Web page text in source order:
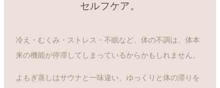
セルフケア。
冷え・むくみ・ストレス・不眠など、体の不調は、体本
来の機能が停滞してしまっているからかもしれません。
よもぎ蒸しはサウナと一味違い、ゆっくりと体の滞りを